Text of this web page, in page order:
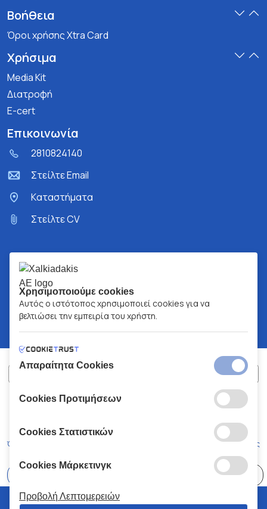
Βοήθεια
Όροι χρήσης Xtra Card
Χρήσιμα
Media Kit
Διατροφή
E-cert
Επικοινωνία
2810824140
Στείλτε Email
Kαταστήματα
Στείλτε CV
ΧΑΛΚΙΑΔΑΚΗΣ Α.Ε.
Όροι και Προϋποθέσεις Κώδικας Δεοντολογίας
Χρησιμοποιούμε cookies
Αυτός ο ιστότοπος χρησιμοποιεί cookies για να
βελτιώσει την εμπειρία του χρήστη.
Απαραίτητα Cookies
Cookies Προτιμήσεων
Cookies Στατιστικών
Cookies Μάρκετινγκ
Προβολή Λεπτομερειών